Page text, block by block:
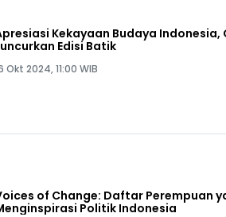
Kekayaan Budaya Indonesia,
Edisi Batik
Okt 2024, 11:00 WIB
of Change: Daftar Perempuan
Politik Indonesia